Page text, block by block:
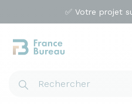
✅ Votre projet